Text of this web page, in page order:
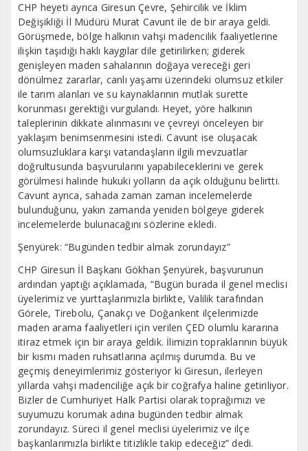
CHP heyeti ayrıca Giresun Çevre, Şehircilik ve İklim
Değişikliği İl Müdürü Murat Cavunt ile de bir araya geldi.
Görüşmede, bölge halkının vahşi madencilik faaliyetlerine
ilişkin taşıdığı haklı kaygılar dile getirilirken; giderek
genişleyen maden sahalarının doğaya vereceği geri
dönülmez zararlar, canlı yaşamı üzerindeki olumsuz etkiler
ile tarım alanları ve su kaynaklarının mutlak surette
korunması gerektiği vurgulandı. Heyet, yöre halkının
taleplerinin dikkate alınmasını ve çevreyi önceleyen bir
yaklaşım benimsenmesini istedi. Cavunt ise oluşacak
olumsuzluklara karşı vatandaşların ilgili mevzuatlar
doğrultusunda başvurularını yapabileceklerini ve gerek
görülmesi halinde hukuki yolların da açık olduğunu belirtti.
Cavunt ayrıca, sahada zaman zaman incelemelerde
bulunduğunu, yakın zamanda yeniden bölgeye giderek
incelemelerde bulunacağını sözlerine ekledi.
Şenyürek: “Bugünden tedbir almak zorundayız”
CHP Giresun İl Başkanı Gökhan Şenyürek, başvurunun
ardından yaptığı açıklamada, “Bugün burada il genel meclisi
üyelerimiz ve yurttaşlarımızla birlikte, Valilik tarafından
Görele, Tirebolu, Çanakçı ve Doğankent ilçelerimizde
maden arama faaliyetleri için verilen ÇED olumlu kararına
itiraz etmek için bir araya geldik. İlimizin topraklarının büyük
bir kısmı maden ruhsatlarına açılmış durumda. Bu ve
geçmiş deneyimlerimiz gösteriyor ki Giresun, ilerleyen
yıllarda vahşi madenciliğe açık bir coğrafya haline getiriliyor.
Bizler de Cumhuriyet Halk Partisi olarak toprağımızı ve
suyumuzu korumak adına bugünden tedbir almak
zorundayız. Süreci il genel meclisi üyelerimiz ve ilçe
başkanlarımızla birlikte titizlikle takip edeceğiz” dedi.